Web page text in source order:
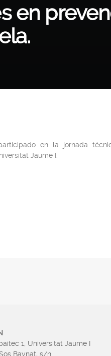
en
en la jornada
Jaume I.
1, Universitat Jaume I
Baynat, s/n